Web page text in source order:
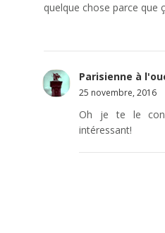
quelque chose parce que
Parisienne à
25 novembre, 2016
Oh je te le
intéressant!